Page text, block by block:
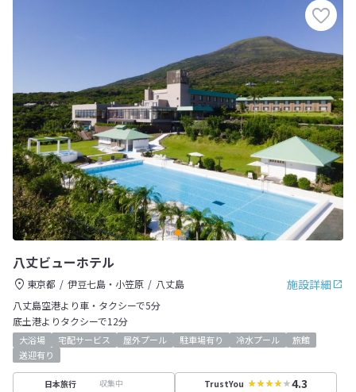
八丈ビューホテル
施設詳細
東京都 伊豆七島・小笠原
八丈島
八丈島空港より車・タクシーで5分
底土港よりタクシーで12分
大浴場 宅配サービス 屋外プール 駐車場有り 冷水プール
旅館
送迎有り
日本旅行 収集中 TrustYou 4.3